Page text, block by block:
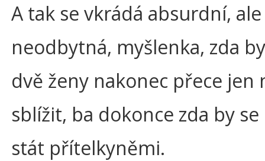
A tak se vkrádá absurdní, ale
neodbytná, myšlenka, zda
dvě ženy nakonec přece jen
sblížit, ba dokonce zda by
stát přítelkyněmi.